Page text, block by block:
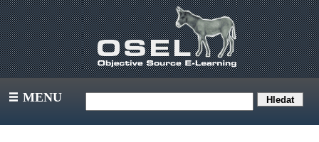
III MENU